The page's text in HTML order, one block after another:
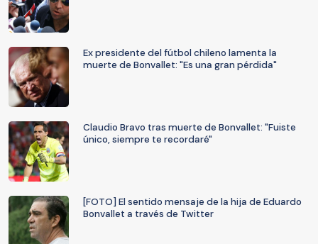
Ex presidente del fútbol chileno lamenta la
muerte de Bonvallet: "Es una gran pérdida"
Claudio Bravo tras muerte de Bonvallet: "Fuiste
único, siempre te recordaré"
[FOTO] El sentido mensaje de la hija de Eduardo
Bonvallet a través de Twitter